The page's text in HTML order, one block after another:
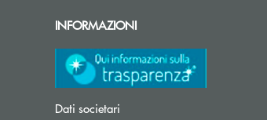
INFORMAZIONI
Dati societari